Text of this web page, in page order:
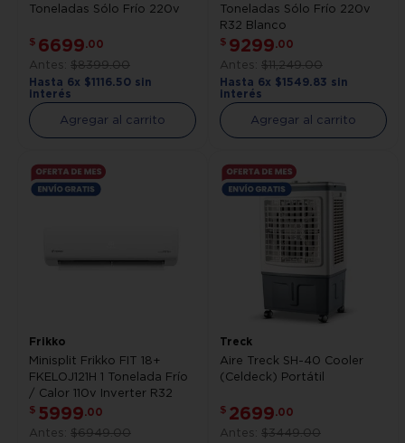
Toneladas Sólo Frío 220v
$ 6699.00
$8399.00
Hasta 6x $1116. 50 sin
interés
Agregar al carrito
Toneladas Sólo Frío 220v
R32 Blanco
$ 9299.00
$11,249.00
Hasta 6x $1549. 83 sin
interés
Agregar al carrito
Frikko
Minisplit Frikko FIT 18+
FKELOJ121H 1 Tonelada Frío
/ Calor 110v Inverter R32
$ 5999.00
$6949.00
Treck
Aire Treck SH-40 Cooler
(Celdeck) Portátil
$ 2699.00
$3449.00